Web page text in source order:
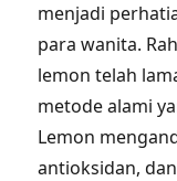
menjadi
para wanita.
lemon telah
metode alami
Lemon
antioksidan,